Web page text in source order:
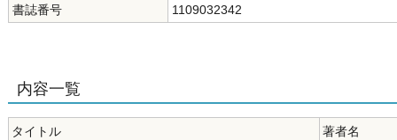
書誌番号
1109032342
内容一覧
タイトル
著者名